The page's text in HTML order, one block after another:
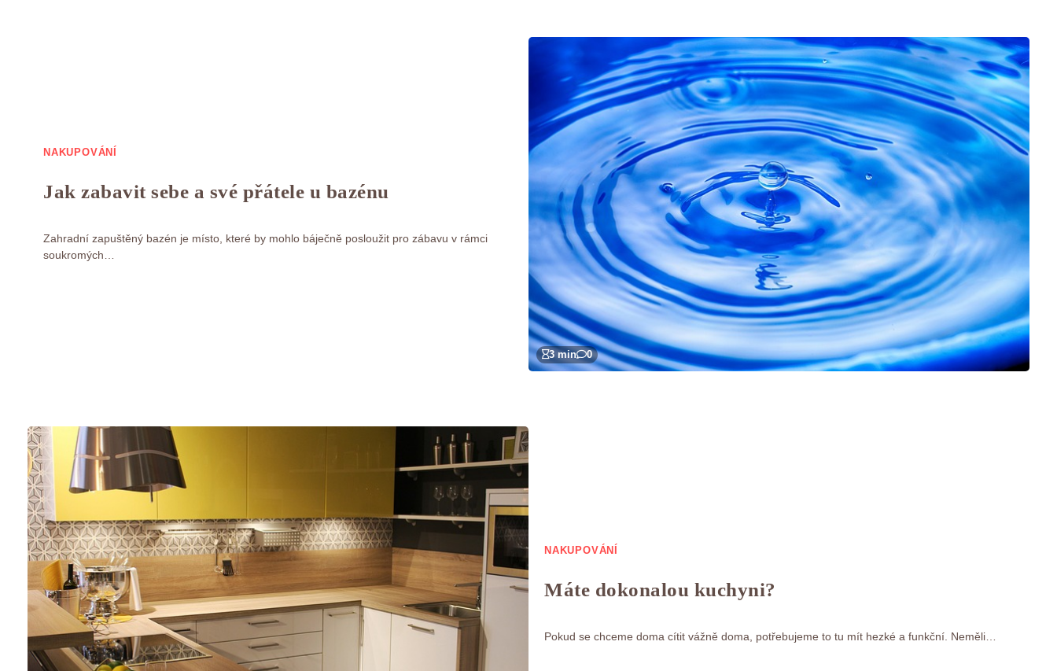
3 min 0
NAKUPOVÁNÍ
Jak zabavit sebe a své přátele u bazénu
Zahradní zapuštěný bazén je místo, které by mohlo báječně posloužit pro zábavu v rámci
soukromých…
NAKUPOVÁNÍ
Máte dokonalou kuchyni?
Pokud se chceme doma cítit vážně doma, potřebujeme to tu mít hezké a funkční. Neměli…